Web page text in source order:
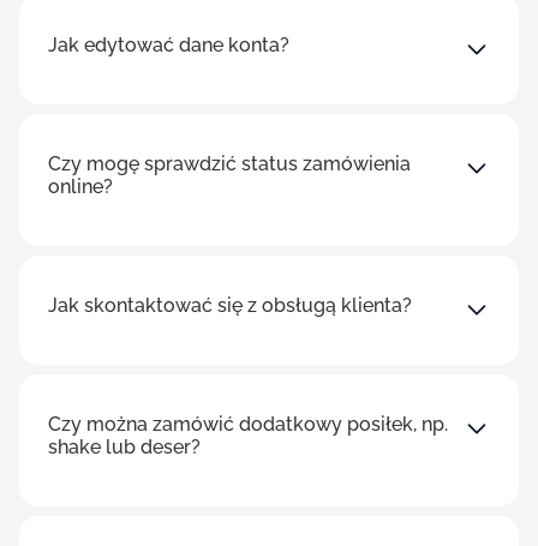
Jak edytować dane konta?
Czy mogę sprawdzić status zamówienia
online?
Jak skontaktować się z obsługą klienta?
Czy można zamówić dodatkowy posiłek, np.
shake lub deser?